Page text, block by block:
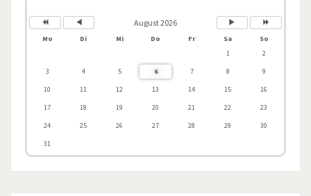
August 2026
Mo Di Mi Do Fr Sa
So
1
2
3
4 5 6 7 8
9
10
11 12 13 14 15
16
17
18 19 20 21 22
23
24
25 26 27 28 29
30
31